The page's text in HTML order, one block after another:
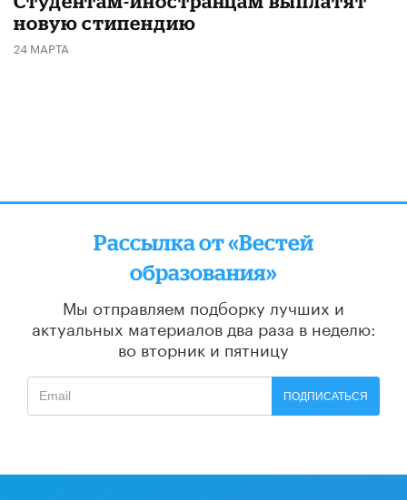
новую стипендию
24 МАРТА
Рассылка от «Вестей
образования»
Мы отправляем подборку лучших и
актуальных материалов два раза в неделю:
во вторник и пятницу
ПОДПИСАТЬСЯ